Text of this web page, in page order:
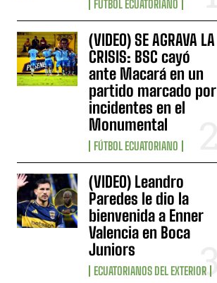
FÚTBOL ECUATORIANO
(VIDEO) SE AGRAVA LA
CRISIS: BSC cayó
ante Macará en un
partido marcado por
incidentes en el
Monumental
FÚTBOL ECUATORIANO
(VIDEO) Leandro
Paredes le dio la
bienvenida a Enner
Valencia en Boca
Juniors
ECUATORIANOS DEL EXTERIOR